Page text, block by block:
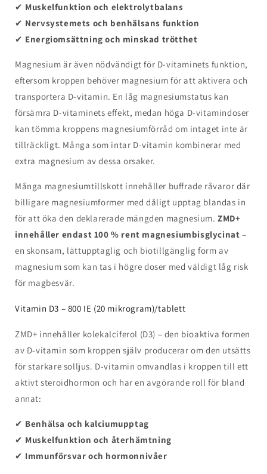
✔ Muskelfunktion och elektrolytbalans
✔ Nervsystemets och benhälsans funktion
✔ Energiomsättning och minskad trötthet
Magnesium är även nödvändigt för D-vitaminets funktion,
eftersom kroppen behöver magnesium för att aktivera och
transportera D-vitamin. En låg magnesiumstatus kan
försämra D-vitaminets effekt, medan höga D-vitamindoser
kan tömma kroppens magnesiumförråd om intaget inte är
tillräckligt. Många som intar D-vitamin kombinerar med
extra magnesium av dessa orsaker.
Många magnesiumtillskott innehåller buffrade råvaror där
billigare magnesiumformer med dåligt upptag blandas in
för att öka den deklarerade mängden magnesium.ZMD+
innehåller endast 100 % rent magnesiumbisglycinat –
en skonsam, lättupptaglig och biotillgänglig form av
magnesium som kan tas i högre doser med väldigt låg risk
för magbesvär.
Vitamin D3 – 800 IE (20 mikrogram)/tablett
ZMD+ innehåller kolekalciferol (D3) – den bioaktiva formen
av D-vitamin som kroppen själv producerar om den utsätts
för starkare solljus. D-vitamin omvandlas i kroppen till ett
aktivt steroidhormon och har en avgörande roll för bland
annat:
✔ Benhälsa och kalciumupptag
✔ Muskelfunktion och återhämtning
✔ Immunförsvar och hormonnivåer